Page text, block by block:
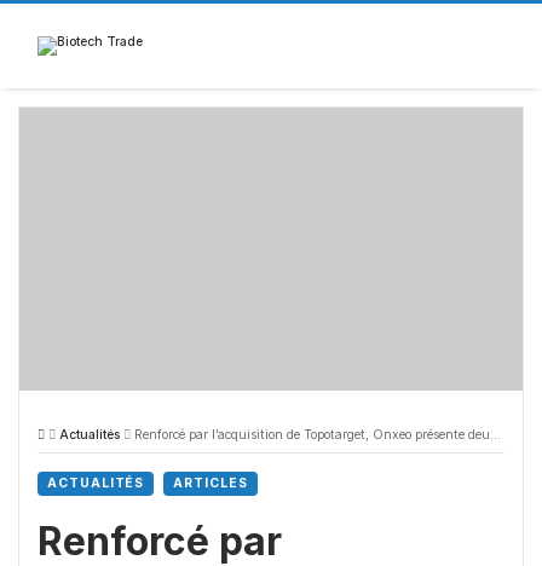
Skip
content
Actualités Renforcé par l’acquisition de Topotarget, Onxeo présente deux médicaments à l’ASCO
ACTUALITÉS ARTICLES
Renforcé par